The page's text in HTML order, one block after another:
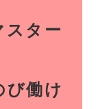
スター
び働け